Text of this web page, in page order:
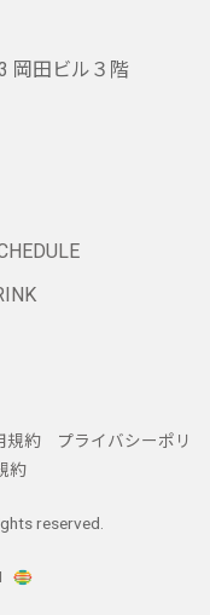
岡田ビル３階
規約
プライバシーポリ
約
reserved.